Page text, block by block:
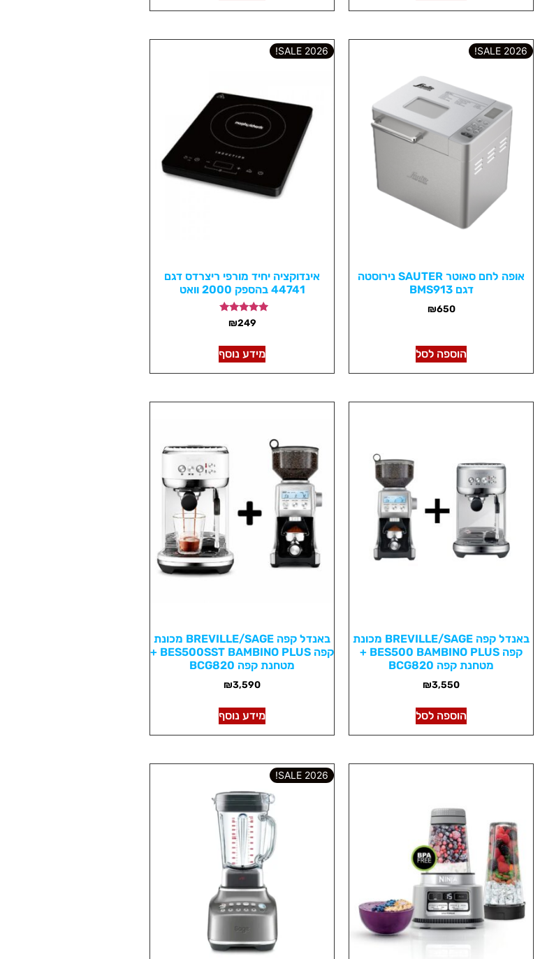
2026 SALE!
אופה לחם סאוטר SAUTER נירוסטה
דגם BMS913
₪650
הוספה לסל
2026 SALE!
אינדוקציה יחיד מורפי ריצרדס דגם
44741 בהספק 2000 וואט
דורג
5.00
₪249
מידע נוסף
באנדל קפה BREVILLE/SAGE מכונת
קפה BES500 BAMBINO PLUS +
מטחנת קפה BCG820
₪3,550
הוספה לסל
באנדל קפה BREVILLE/SAGE מכונת
קפה BES500SST BAMBINO PLUS +
מטחנת קפה BCG820
₪3,590
מידע נוסף
2026 SALE!